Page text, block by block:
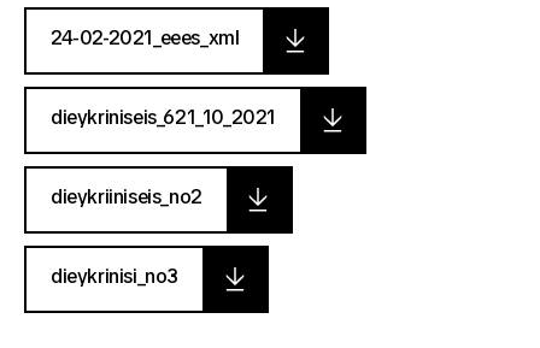
24-02-2021_eees_xml
dieykriniseis_621_10_2021
dieykriiniseis_no2
dieykrinisi_no3